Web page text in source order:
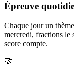
Épreuve
Chaque jour un
mercredi, fractions
score compte.
🤝